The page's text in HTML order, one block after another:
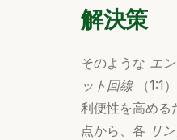
解決策
そのような エ
ット回線（1:1
利便性を高める
点から、各 リ